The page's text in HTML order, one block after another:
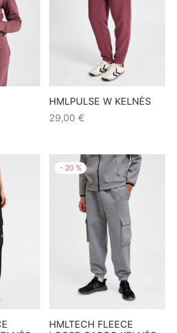
HMLPULSE W KELNĖS
29,00 €
- 20 %
HMLTECH FLEECE